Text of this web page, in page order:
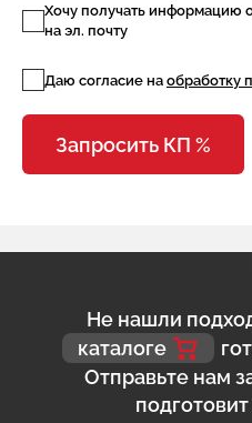
Хочу получать информацию
на эл. почту
Даю согласие на обработку
Запросить КП %
Не нашли
каталоге
Отправьте нам